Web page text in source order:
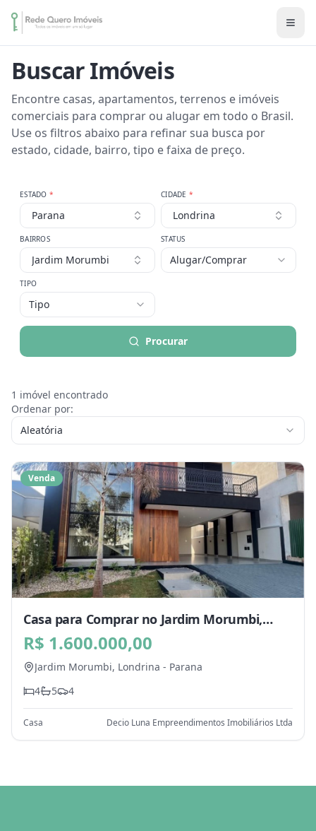
Buscar Imóveis
Encontre casas, apartamentos, terrenos e imóveis
comerciais para comprar ou alugar em todo o Brasil.
Use os filtros abaixo para refinar sua busca por
estado, cidade, bairro, tipo e faixa de preço.
ESTADO *
Parana
CIDADE *
Londrina
BAIRROS
Jardim Morumbi
STATUS
Alugar/Comprar
TIPO
Tipo
Procurar
1 imóvel encontrado
Ordenar por:
Aleatória
Venda
Casa para Comprar no Jardim Morumbi,
Londrina - PR
R$ 1.600.000,00
Jardim Morumbi, Londrina - Parana
4
5 4
Casa Decio Luna Empreendimentos Imobiliários Ltda